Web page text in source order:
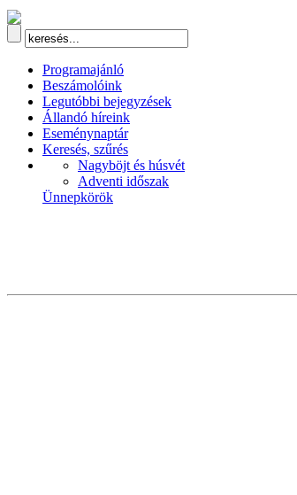
Programajánló
Beszámolóink
Legutóbbi bejegyzések
Állandó híreink
Eseménynaptár
Keresés, szűrés
Nagyböjt és húsvét
Adventi időszak
Ünnepkörök